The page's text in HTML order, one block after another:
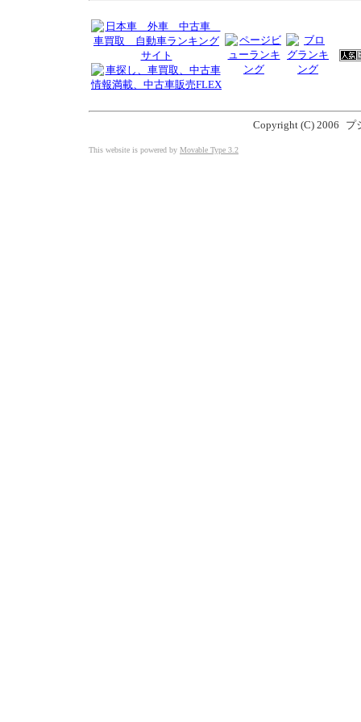
Copyright (C) 2006 プ
This website is powered by Movable Type 3.2